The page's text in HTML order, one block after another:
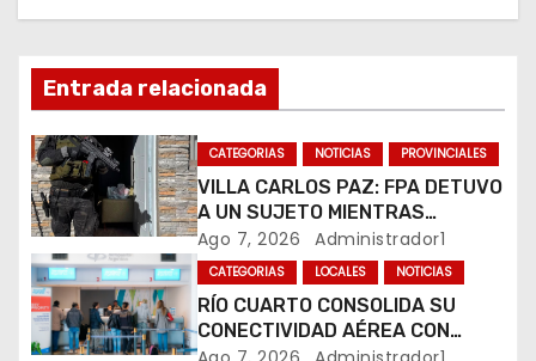
i
ó
n
d
e
e
n
Entrada relacionada
CATEGORIAS NOTICIAS PROVINCIALES
VILLA CARLOS PAZ: FPA DETUVO
A UN SUJETO MIENTRAS
COMERCIALIZABA COCAÍNA Y
MARIHUANA EN UNA PLAZA
Ago 7, 2026 Administrador1
CATEGORIAS LOCALES NOTICIAS
RÍO CUARTO CONSOLIDA SU
CONECTIVIDAD AÉREA CON
CUATRO VUELOS SEMANALES A